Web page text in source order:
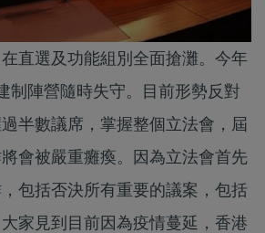
直選及功能組別全面搶灘。今年
制陣營隨時失守。目前形勢反對
半數議席，掌握整個立法會，屆
會被嚴重癱瘓。因為立法會首先
包括否決所有重要的議案，包括
大家見到目前因為疫情蔓延，香港